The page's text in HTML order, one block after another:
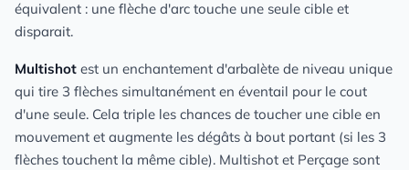
équivalent : une flèche d'arc touche une seule cible et
disparait.
Multishot est un enchantement d'arbalète de niveau unique
qui tire 3 flèches simultanément en éventail pour le cout
d'une seule. Cela triple les chances de toucher une cible en
mouvement et augmente les dégâts à bout portant (si les 3
flèches touchent la même cible). Multishot et Perçage sont